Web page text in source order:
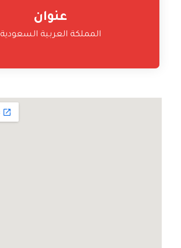
عنوان
المملكة العربية السعودية